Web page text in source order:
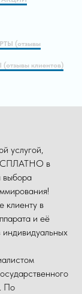
(отзывы
клиентов)
услугой,
в
выбора
клиенту в
и её
По